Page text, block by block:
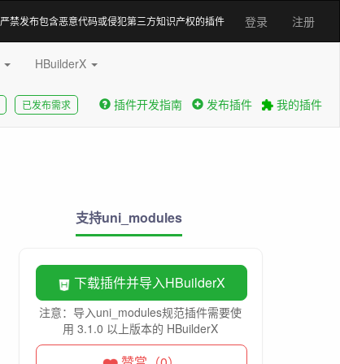
登录 注册
严禁发布包含恶意代码或侵犯第三方知识产权的插件
HBuilderX
已发布需求 插件开发指南 发布插件 我的插件
支持uni_modules
下载插件并导入HBuilderX
注意：导入uni_modules规范插件需要使
用 3.1.0 以上版本的 HBuilderX